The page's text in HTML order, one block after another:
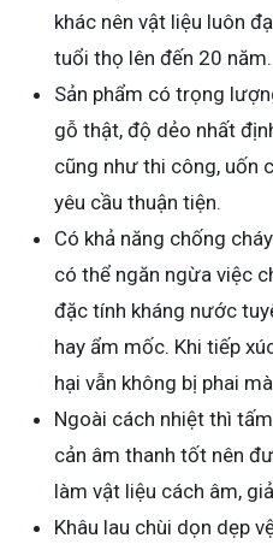
khác nên vật liệu luôn
tuổi thọ lên đến 20 năm.
Sản phẩm có trọng
gỗ thật, độ dẻo nhất
cũng như thi công, uốn
yêu cầu thuận tiện.
Có khả năng chống
có thể ngăn ngừa việc
đặc tính kháng nước
hay ẩm mốc. Khi tiếp
hại vẫn không bị phai
Ngoài cách nhiệt thì
cản âm thanh tốt nên
làm vật liệu cách âm,
Khâu lau chùi dọn dẹp